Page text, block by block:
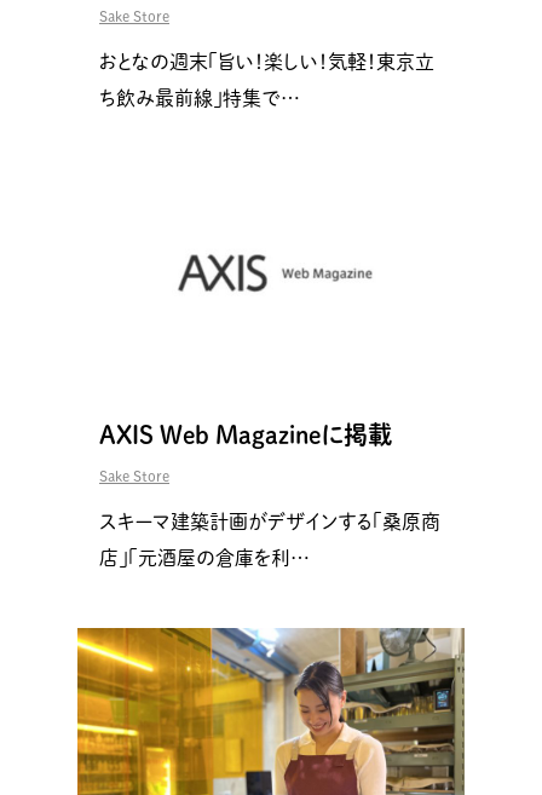
Sake Store
おとなの週末「旨い！楽しい！気軽！東京立
ち飲み最前線」特集で…
AXIS Web Magazineに掲載
Sake Store
スキーマ建築計画がデザインする「桑原商
店」「元酒屋の倉庫を利…